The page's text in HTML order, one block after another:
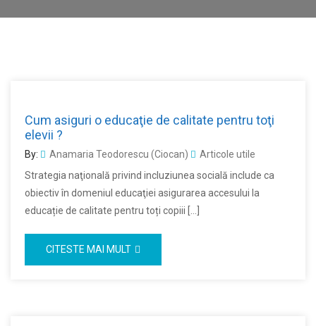
Cum asiguri o educaţie de calitate pentru toţi
elevii ?
By: Anamaria Teodorescu (Ciocan)
Articole utile
Strategia naţională privind incluziunea socială include ca
obiectiv în domeniul educaţiei asigurarea accesului la
educație de calitate pentru toți copiii […]
CITESTE MAI MULT